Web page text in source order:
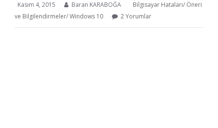
Kasım 4, 2015 Baran KARABOĞA Bilgisayar Hataları/ Öneri
ve Bilgilendirmeler/Windows 10 2 Yorumlar